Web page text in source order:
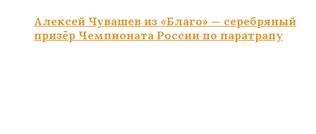
Алексей Чувашев из «Благо» — серебряный
призёр Чемпионата России по паратрапу